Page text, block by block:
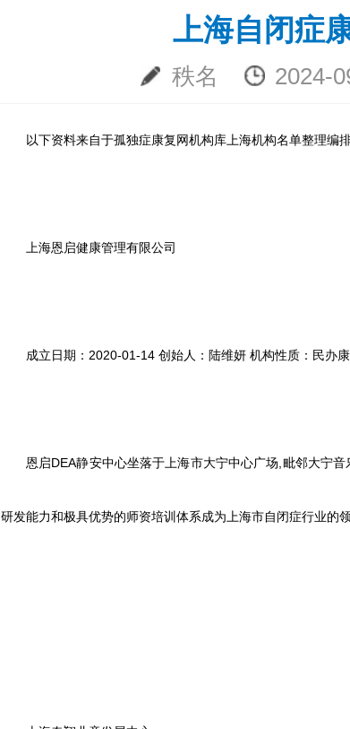
上海自闭症
秩名 2024-
以下资料来自于孤独症康复网机构库上海机构名单整理编
上海恩启健康管理有限公司
成立日期：2020-01-14 创始人：陆维妍 机构性质：民办
恩启DEA静安中心坐落于上海市大宁中心广场,毗邻大宁
研发能力和极具优势的师资培训体系成为上海市自闭症行业的领